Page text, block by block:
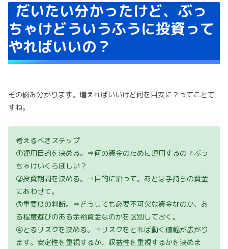
だいたい分かったけど、ぶっ
ちゃけどういうふうに投資って
やればいいの？
その悩み分かります。増えればいいけど何を目安に？ってことで
すね。
考えるべきステップ
①運用目的を決める。⇒何の資金のために運用するの？ぶっ
ちゃけいくらほしい？
②投資期間を決める。⇒目的に沿って。あとは手持ちの資金
にあわせて。
③重要度の判断。⇒どうしても必要不可欠な資金なのか、あ
る程度遊びのある余裕資金なのかを区別しておく。
④とるリスクを決める。⇒リスクをとれば動く値幅が広がり
ます。安定性を重視するか、収益性を重視するかを決めま